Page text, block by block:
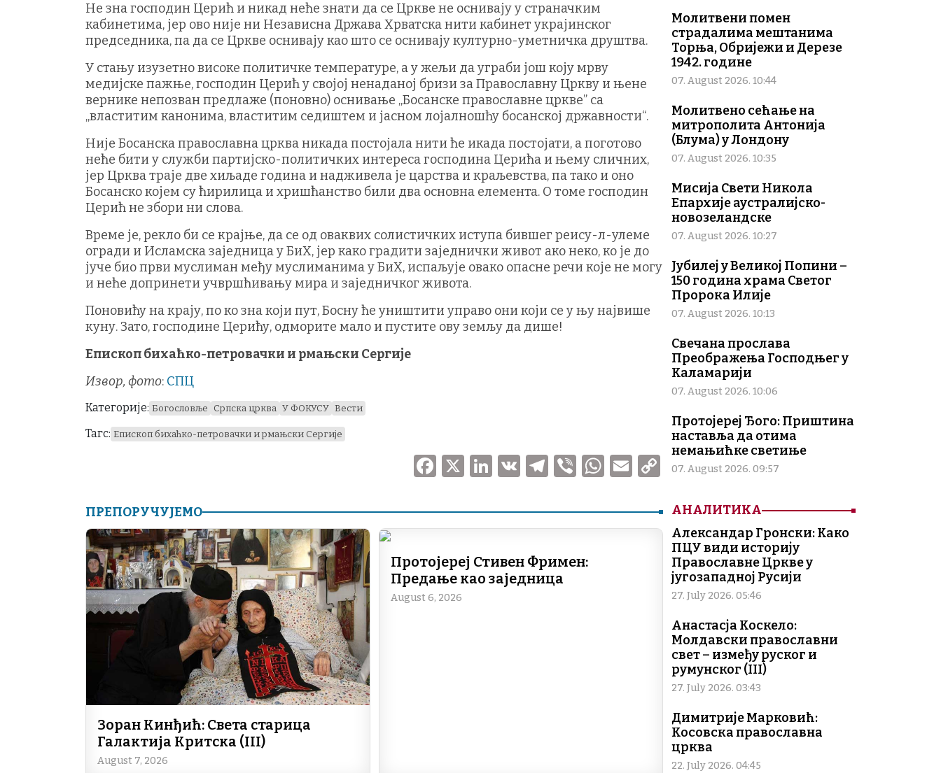
Не зна господин Церић и никад неће знати да се Цркве не оснивају у страначким
кабинетима, јер ово није ни Независна Држава Хрватска нити кабинет украјинског
председника, па да се Цркве оснивају као што се оснивају културно-уметничка друштва.
У стању изузетно високе политичке температуре, а у жељи да уграби још коју мрву
медијске пажње, господин Церић у својој ненаданој бризи за Православну Цркву и њене
вернике непозван предлаже (поновно) оснивање „Босанске православне цркве” са
„властитим канонима, властитим седиштем и јасном лојалношћу босанској државности“.
Није Босанска православна црква никада постојала нити ће икада постојати, а поготово
неће бити у служби партијско-политичких интереса господина Церића и њему сличних,
јер Црква траје две хиљаде година и надживела је царства и краљевства, па тако и оно
Босанско којем су ћирилица и хришћанство били два основна елемента. О томе господин
Церић не збори ни слова.
Време је, рекло би се крајње, да се од оваквих солистичких иступа бившег реису-л-улеме
огради и Исламска заједница у БиХ, јер како градити заједнички живот ако неко, ко је до
јуче био први муслиман међу муслиманима у БиХ, испаљује овако опасне речи које не могу
и неће допринети учвршћивању мира и заједничког живота.
Поновићу на крају, по ко зна који пут, Босну ће уништити управо они који се у њу највише
куну. Зато, господине Церићу, одморите мало и пустите ову земљу да дише!
Епископ бихаћко-петровачки и рмањски Сергије
Извор, фото: СПЦ
Категорије: Богословље Српска црква У ФОКУСУ Вести
Тагс: Епископ бихаћко-петровачки и рмањски Сергије
F
a
c
e
b
o
o
X
Li
n
k
e
dI
n
V
K
T
el
e
gr
a
m
V
ib
er
W
h
at
s
E
m
ai
l
C
p
y
Li
n
k
ПРЕПОРУЧУЈЕМО
Зоран Кинђић: Света старица
Галактија Критска (III)
August 7, 2026
Протојереј Стивен Фримен:
Предање као заједница
August 6, 2026
Молитвени помен
страдалима мештанима
Торња, Обријежи и Дерезе
1942. године
07. August 2026. 10:44
Молитвено сећање на
митрополита Антонија
(Блума) у Лондону
07. August 2026. 10:35
Мисија Свети Никола
Епархије аустралијско-
новозеландске
07. August 2026. 10:27
Јубилеј у Великој Попини –
150 година храма Светог
Пророка Илије
07. August 2026. 10:13
Свечана прослава
Преображења Господњег у
Каламарији
07. August 2026. 10:06
Протојереј Ђого: Приштина
наставља да отима
немањићке светиње
07. August 2026. 09:57
АНАЛИТИКА
Александар Гронски: Како
ПЦУ види историју
Православне Цркве у
југозападној Русији
27. July 2026. 05:46
Анастасја Коскело:
Молдавски православни
свет – између руског и
румунског (III)
27. July 2026. 03:43
Димитрије Марковић:
Косовска православна
црква
22. July 2026. 04:45